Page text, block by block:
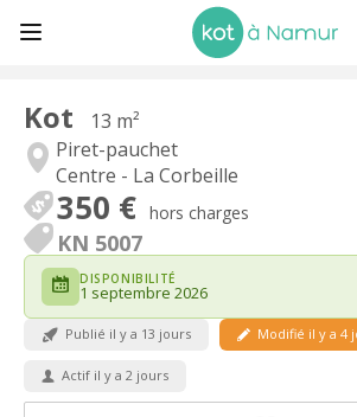
Kot
13 m²
Piret-pauchet
Centre - La Corbeille
350 € hors charges
KN 5007
DISPONIBILITÉ
1 septembre 2026
Publié il y a 13 jours Modifié il y a 4
Actif il y a 2 jours